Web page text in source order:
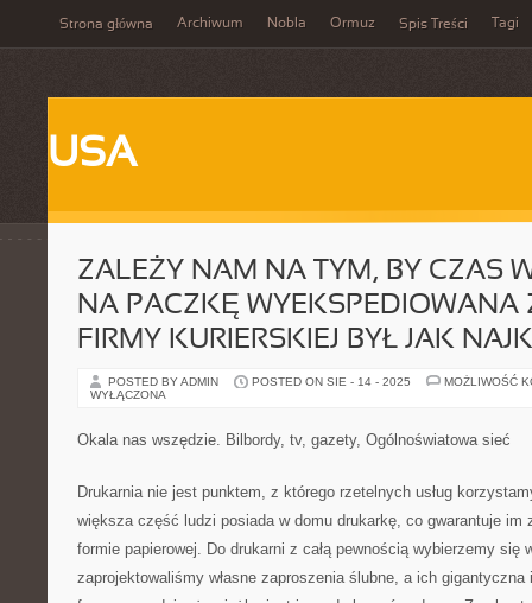
Strona główna Archiwum Nobla Ormuz Spis Treści Tagi
USA
ZALEŻY NAM NA TYM, BY CZAS
NA PACZKĘ WYEKSPEDIOWANA
FIRMY KURIERSKIEJ BYŁ JAK
POSTED BY ADMIN POSTED ON SIE - 14 - 2025
MOŻLIWOŚĆ
WYŁĄCZONA
Okala nas wszędzie. Bilbordy, tv, gazety, Ogólnoświatowa sieć
Drukarnia nie jest punktem, z którego rzetelnych usług
większa część ludzi posiada w domu drukarkę, co gwarantuje im
formie papierowej. Do drukarni z całą pewnością wybierzemy się
zaprojektowaliśmy własne zaproszenia ślubne, a ich